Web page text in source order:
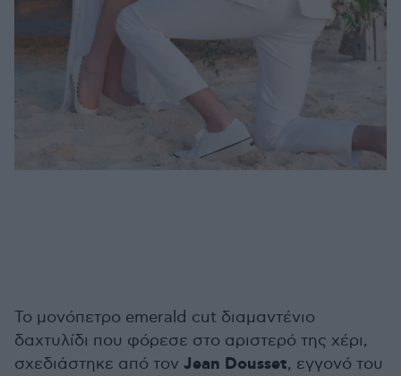
Το μονόπετρο emerald cut διαμαντένιο
δαχτυλίδι που φόρεσε στο αριστερό της χέρι,
σχεδιάστηκε από τον Jean Dousset, εγγονό του